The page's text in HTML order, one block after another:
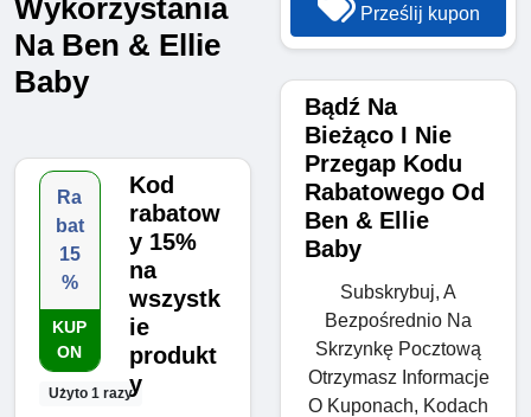
Wykorzystania
Na Ben & Ellie
Baby
Ra
bat
15
%
KUP
ON
Użyto 1 razy
Kod
rabatow
y 15%
na
wszystk
ie
produkt
y
Prześlij kupon
Bądź Na
Bieżąco I Nie
Przegap Kodu
Rabatowego Od
Ben & Ellie
Baby
Subskrybuj, A
Bezpośrednio Na
Skrzynkę Pocztową
Otrzymasz Informacje
O Kuponach, Kodach